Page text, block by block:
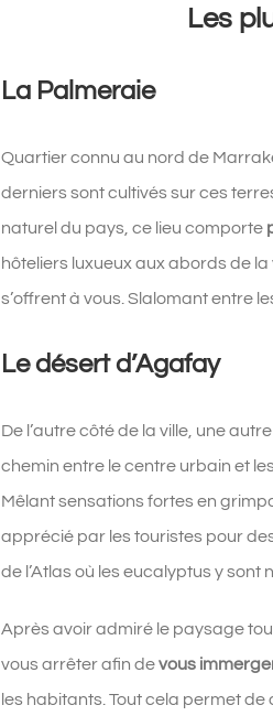
Les
La Palmeraie
Quartier connu au nord de
derniers sont cultivés sur ces
naturel du pays, ce lieu comporte
hôteliers luxueux aux abords de
s’offrent à vous. Slalomant entre
Le désert d’Agafay
De l’autre côté de la ville, une
chemin entre le centre urbain et
Mêlant sensations fortes en
apprécié par les touristes pour
de l’Atlas où les eucalyptus y
Après avoir admiré le paysage
vous arrêter afin devous
les habitants. Tout cela permet